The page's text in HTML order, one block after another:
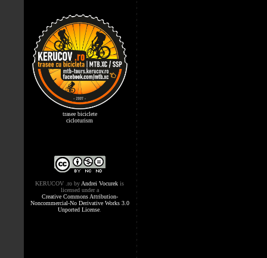
trasee biciclete
cicloturism
KERUCOV .ro by Andrei Vocurek is
licensed under a
Creative Commons Attribution-
Noncommercial-No Derivative Works 3.0
Unported License